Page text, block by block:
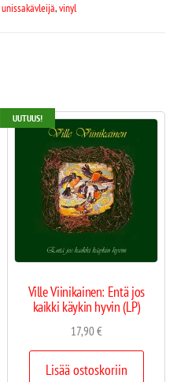
unissakävleijä,vinyl
UUTUUS!
Ville Viinikainen: Entä jos
kaikki käykin hyvin (LP)
17,90€
Lisää ostoskoriin